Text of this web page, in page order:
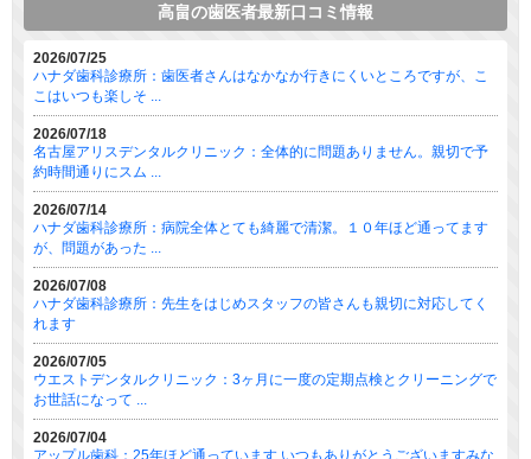
高畠の歯医者最新口コミ情報
2026/07/25
ハナダ歯科診療所：歯医者さんはなかなか行きにくいところですが、こ
こはいつも楽しそ ...
2026/07/18
名古屋アリスデンタルクリニック：全体的に問題ありません。親切で予
約時間通りにスム ...
2026/07/14
ハナダ歯科診療所：病院全体とても綺麗で清潔。１０年ほど通ってます
が、問題があった ...
2026/07/08
ハナダ歯科診療所：先生をはじめスタッフの皆さんも親切に対応してく
れます
2026/07/05
ウエストデンタルクリニック：3ヶ月に一度の定期点検とクリーニングで
お世話になって ...
2026/07/04
アップル歯科：25年ほど通っています いつもありがとうございますみな